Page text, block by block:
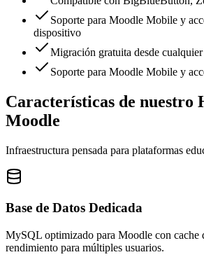
Soporte para Moodle Mobile y
dispositivo
Migración gratuita desde
Soporte para Moodle Mobile y
Características de nuestro
Moodle
Infraestructura pensada para plataformas
Base de Datos Dedicada
MySQL optimizado para Moodle con cache
rendimiento para múltiples usuarios.